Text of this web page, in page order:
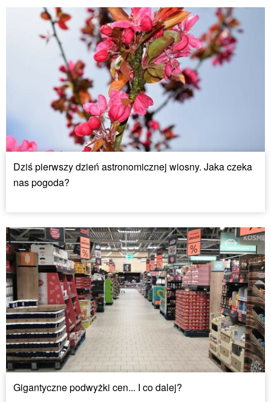
Dziś pierwszy dzień astronomicznej wiosny. Jaka czeka
nas pogoda?
Gigantyczne podwyżki cen... I co dalej?